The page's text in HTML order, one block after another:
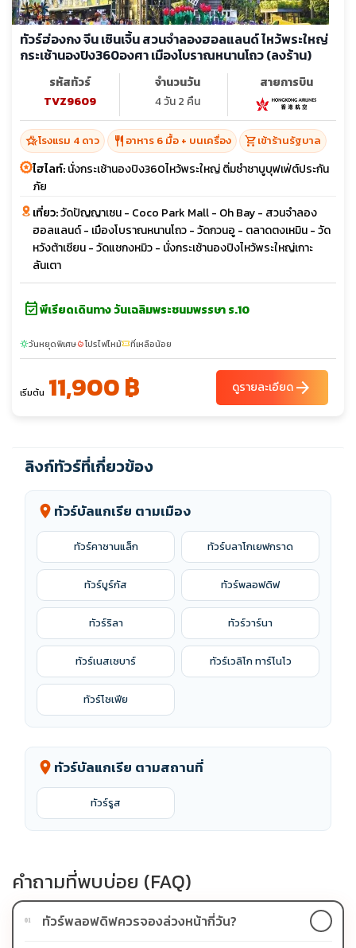
ทัวร์ฮ่องกง จีน เซินเจิ้น สวนจำลองฮอลแลนด์ ไหว้พระใหญ่
กระเช้านองปิง360องศา เมืองโบราณหนานโถว (ลงร้าน)
รหัสทัวร์
TVZ9609
จำนวนวัน
4 วัน 2 คืน
สายการบิน
hotel_classโรงแรม 4 ดาว restaurant อาหาร 6 มื้อ + บนเครื่อง shopping_cartเข้าร้านรัฐบาล
ไฮไลท์:นั่งกระเช้านองปิง360ไหว้พระใหญ่ ติ่มซำชาบูบุฟเฟ่ต์ประกัน
ภัย
เที่ยว:วัดปัญญาเซน - Coco Park Mall - Oh Bay - สวนจำลอง
ฮอลแลนด์ - เมืองโบราณหนานโถว - วัดกวนอู - ตลาดตงเหมิน - วัด
หวังต้าเซียน - วัดแชกงหมิว - นั่งกระเช้านองปิงไหว้พระใหญ่เกาะ
ลันเตา
event_availableพีเรียดเดินทาง วันเฉลิมพระชนมพรรษา ร.10
sunnyวันหยุดพิเศษlocal_fire_departmentโปรไฟไหม้confirmation_numberที่เหลือน้อย
เริ่มต้น 11,900 ฿ ดูรายละเอียดarrow_forward
ลิงก์ทัวร์ที่เกี่ยวข้อง
location_on ทัวร์บัลแกเรีย ตามเมือง
ทัวร์คาซานแล็ก ทัวร์บลาโกเยฟกราด
ทัวร์บูร์กัส ทัวร์พลอฟดิฟ
ทัวร์ริลา ทัวร์วาร์นา
ทัวร์เนสเซบาร์ ทัวร์เวลิโก ทาร์โนโว
ทัวร์โซเฟีย
location_on ทัวร์บัลแกเรีย ตามสถานที่
ทัวร์รูส
คำถามที่พบบ่อย (FAQ)
01 ทัวร์พลอฟดิฟควรจองล่วงหน้ากี่วัน?